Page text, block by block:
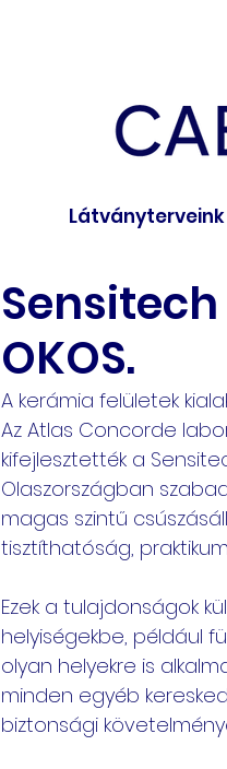
Látványterveink
Sensitech
OKOS.
A kerámia felületek
Az Atlas Concorde
kifejlesztették a
Olaszországban
magas szintű
tisztíthatóság,
Ezek a tulajdonságok
helyiségekbe, például
olyan helyekre is
minden egyéb
biztonsági